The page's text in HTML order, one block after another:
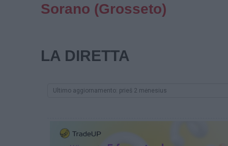
Sorano (Grosseto)
LA DIRETTA